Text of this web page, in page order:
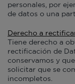
personales, por
de datos o una
Derecho a
Tiene derecho a
rectificación de
conservamos y
solicitar que se
incompletos.